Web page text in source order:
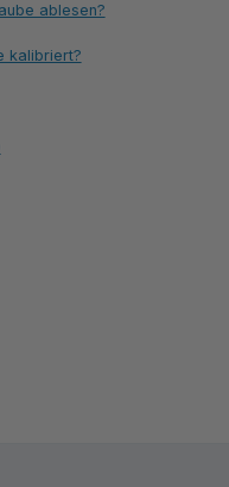
ablesen?
kalibriert?